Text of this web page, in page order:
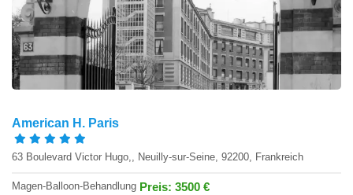
American H. Paris
63 Boulevard Victor Hugo,, Neuilly-sur-Seine, 92200, Frankreich
Magen-Balloon-Behandlung Preis: 3500 €